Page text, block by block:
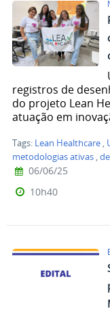
registros de
do projeto Lean
atuação em
Tags: Lean Healthcare ,
metodologias ativas ,
06/06/25
10h40